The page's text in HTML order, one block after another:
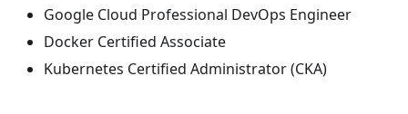
Google Cloud Professional DevOps Engineer
Docker Certified Associate
Kubernetes Certified Administrator (CKA)